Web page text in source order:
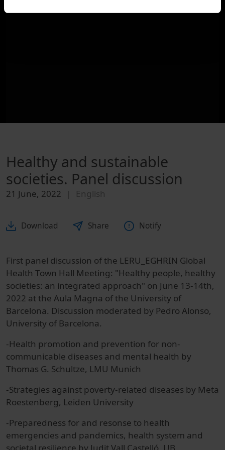
Healthy and sustainable
societies. Panel discussion
21 June, 2022 English
Download Share Notify
First panel discussion of the LERU_EGHRIN Global
Health Town Hall Meeting: "Healthy people, healthy
societies: an integrated approach" on June 13-14th,
2022 at the Aula Magna of the University of
Barcelona. Discussion moderated by Pedro Alonso,
University of Barcelona.
-Health promotion and prevention for non-
communicable diseases and mental health by
Thomas G. Schultze, LMU Munich
-Strategies against poverty-related diseases by Meta
Roestenberg, Leiden University
-Preparedness for and resonse to health
emergencies and pandemics, health system and